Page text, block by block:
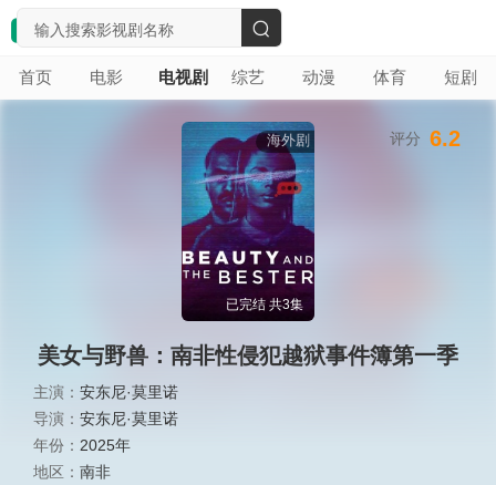
首页 电影 电视剧 综艺 动漫 体育 短剧
搜
索
海外剧
已完结 共3集
美女与野兽：南非性侵犯越狱事件簿第一季
主演： 安东尼·莫里诺
导演： 安东尼·莫里诺
年份： 2025年
地区： 南非
评分 6.2